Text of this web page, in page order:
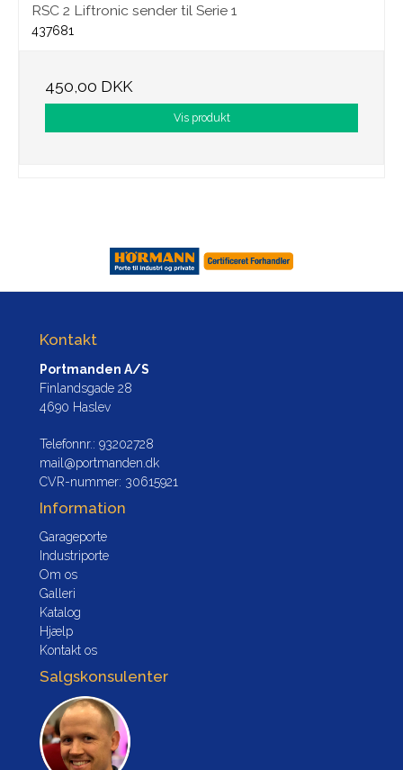
RSC 2 Liftronic sender til Serie 1
437681
450,00 DKK
Vis produkt
Kontakt
Portmanden A/S
Finlandsgade 28
4690 Haslev
Telefonnr.: 93202728
mail@portmanden.dk
CVR-nummer: 30615921
Information
Garageporte
Industriporte
Om os
Galleri
Katalog
Hjælp
Kontakt os
Salgskonsulenter